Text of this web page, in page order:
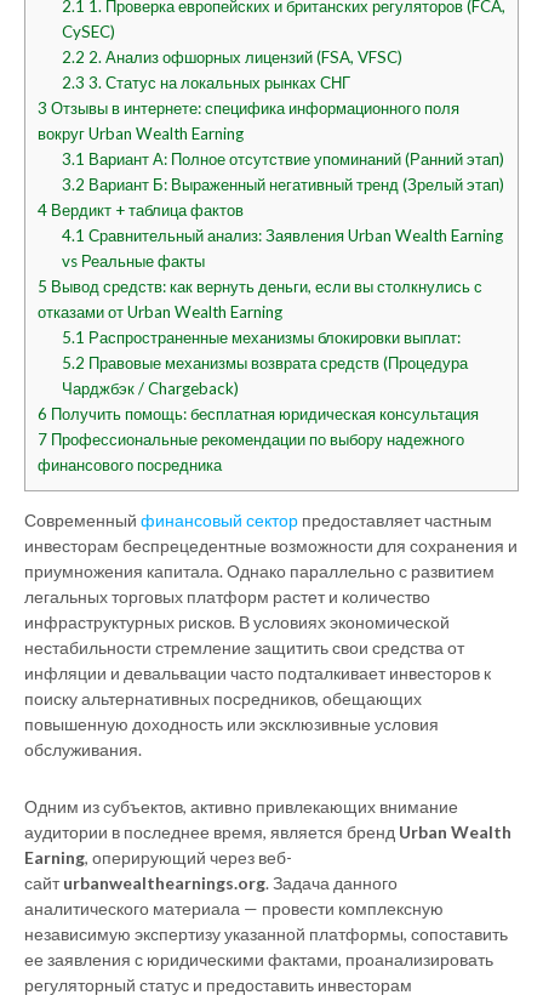
2.1 1. Проверка европейских и британских регуляторов (FCA,
CySEC)
2.2 2. Анализ офшорных лицензий (FSA, VFSC)
2.3 3. Статус на локальных рынках СНГ
3 Отзывы в интернете: специфика информационного поля
вокруг Urban Wealth Earning
3.1 Вариант А: Полное отсутствие упоминаний (Ранний этап)
3.2 Вариант Б: Выраженный негативный тренд (Зрелый этап)
4 Вердикт + таблица фактов
4.1 Сравнительный анализ: Заявления Urban Wealth Earning
vs Реальные факты
5 Вывод средств: как вернуть деньги, если вы столкнулись с
отказами от Urban Wealth Earning
5.1 Распространенные механизмы блокировки выплат:
5.2 Правовые механизмы возврата средств (Процедура
Чарджбэк / Chargeback)
6 Получить помощь: бесплатная юридическая консультация
7 Профессиональные рекомендации по выбору надежного
финансового посредника
Современный финансовый сектор предоставляет частным
инвесторам беспрецедентные возможности для сохранения и
приумножения капитала. Однако параллельно с развитием
легальных торговых платформ растет и количество
инфраструктурных рисков. В условиях экономической
нестабильности стремление защитить свои средства от
инфляции и девальвации часто подталкивает инвесторов к
поиску альтернативных посредников, обещающих
повышенную доходность или эксклюзивные условия
обслуживания.
Одним из субъектов, активно привлекающих внимание
аудитории в последнее время, является бренд Urban Wealth
Earning, оперирующий через веб-
сайтurbanwealthearnings.org. Задача данного
аналитического материала — провести комплексную
независимую экспертизу указанной платформы, сопоставить
ее заявления с юридическими фактами, проанализировать
регуляторный статус и предоставить инвесторам